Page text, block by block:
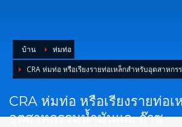
บ้าน
ห่มท่อ
CRA ห่มท่อ หรือเรียงรายท่อเหล็กสำหรับอุตสาหก
CRA ห่มท่อ หรือเรียงรายท่อเ
อุตสาหกรรมน้ำมันและก๊าซ